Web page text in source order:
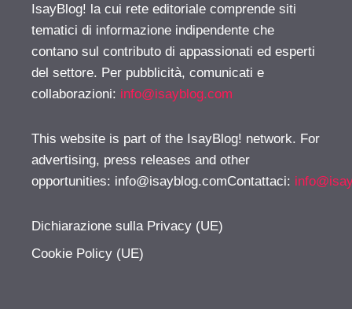
IsayBlog! la cui rete editoriale comprende siti
tematici di informazione indipendente che
contano sul contributo di appassionati ed esperti
del settore. Per pubblicità, comunicati e
collaborazioni: info@isayblog.com
This website is part of the IsayBlog! network. For
advertising, press releases and other
opportunities: info@isayblog.comContattaci:
Dichiarazione sulla Privacy (UE)
Cookie Policy (UE)